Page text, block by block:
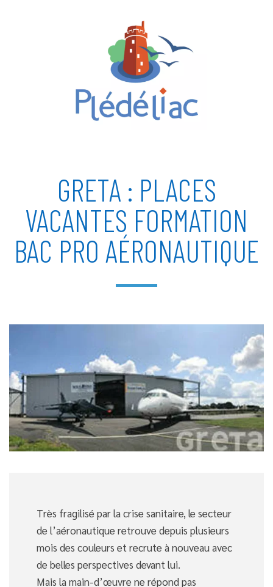
GRETA : PLACES
VACANTES FORMATION
BAC PRO AÉRONAUTIQUE
Très fragilisé par la crise sanitaire, le secteur
de l’aéronautique retrouve depuis plusieurs
mois des couleurs et recrute à nouveau avec
de belles perspectives devant lui.
Mais la main-d’œuvre ne répond pas